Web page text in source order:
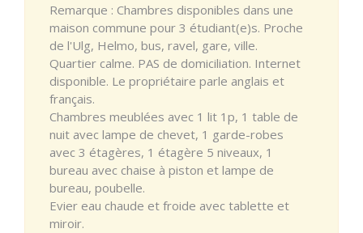
Remarque : Chambres disponibles dans une
maison commune pour 3 étudiant(e)s. Proche
de l'Ulg, Helmo, bus, ravel, gare, ville.
Quartier calme. PAS de domiciliation. Internet
disponible. Le propriétaire parle anglais et
français.
Chambres meublées avec 1 lit 1p, 1 table de
nuit avec lampe de chevet, 1 garde-robes
avec 3 étagères, 1 étagère 5 niveaux, 1
bureau avec chaise à piston et lampe de
bureau, poubelle.
Evier eau chaude et froide avec tablette et
miroir.